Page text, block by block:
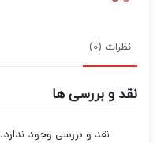
نظرات (0)
نقد و بررسی ها
نقد و بررسی وجود ندارد.